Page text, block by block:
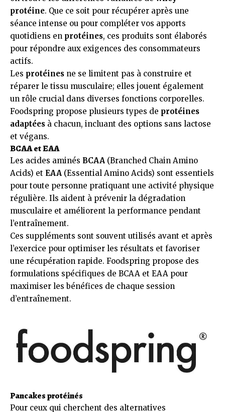
protéine. Que ce soit pour récupérer après une
séance intense ou pour compléter vos apports
quotidiens en protéines, ces produits sont élaborés
pour répondre aux exigences des consommateurs
actifs.
Les protéines ne se limitent pas à construire et
réparer le tissu musculaire; elles jouent également
un rôle crucial dans diverses fonctions corporelles.
Foodspring propose plusieurs types de protéines
adaptées à chacun, incluant des options sans lactose
et végans.
BCAA et EAA
Les acides aminés BCAA (Branched Chain Amino
Acids) et EAA (Essential Amino Acids) sont essentiels
pour toute personne pratiquant une activité physique
régulière. Ils aident à prévenir la dégradation
musculaire et améliorent la performance pendant
l’entraînement.
Ces suppléments sont souvent utilisés avant et après
l’exercice pour optimiser les résultats et favoriser
une récupération rapide. Foodspring propose des
formulations spécifiques de BCAA et EAA pour
maximiser les bénéfices de chaque session
d’entraînement.
Pancakes protéinés
Pour ceux qui cherchent des alternatives